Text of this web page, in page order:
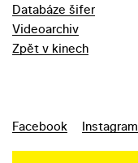
Databáze šifer
Videoarchiv
Zpět v kinech
Facebook Instagram